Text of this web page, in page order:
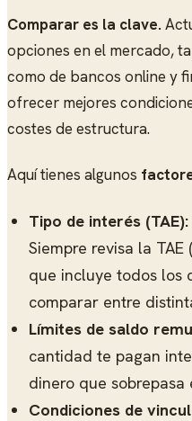
Comparar es la clave.
opciones en el mercado,
como de bancos online y
ofrecer mejores
costes de estructura.
Aquí tienes algunos
Tipo de interés (TAE):
Siempre revisa la TAE
que incluye todos los
comparar entre
Límites de saldo
cantidad te pagan
dinero que sobrepasa
Condiciones de